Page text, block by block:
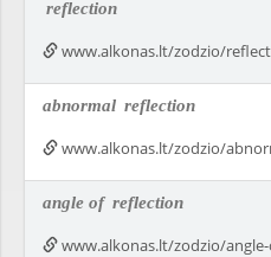
reflection
www.alkonas.lt/zodzio/
abnormal reflection
www.alkonas.lt/zodzio/
angle of reflection
www.alkonas.lt/zodzio/